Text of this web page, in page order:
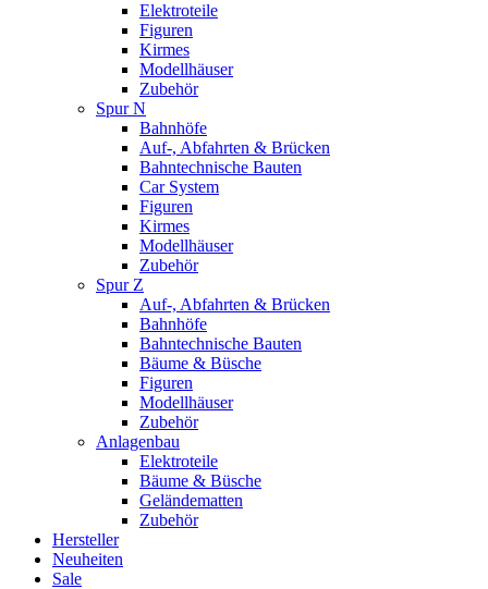
Elektroteile
Figuren
Kirmes
Modellhäuser
Zubehör
Spur N
Bahnhöfe
Auf-, Abfahrten & Brücken
Bahntechnische Bauten
Car System
Figuren
Kirmes
Modellhäuser
Zubehör
Spur Z
Auf-, Abfahrten & Brücken
Bahnhöfe
Bahntechnische Bauten
Bäume & Büsche
Figuren
Modellhäuser
Zubehör
Anlagenbau
Elektroteile
Bäume & Büsche
Geländematten
Zubehör
Hersteller
Neuheiten
Sale